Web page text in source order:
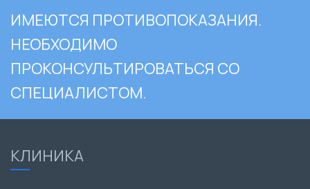
ИМЕЮТСЯ ПРОТИВОПОКАЗАНИЯ.
НЕОБХОДИМО
ПРОКОНСУЛЬТИРОВАТЬСЯ СО
СПЕЦИАЛИСТОМ.
КЛИНИКА